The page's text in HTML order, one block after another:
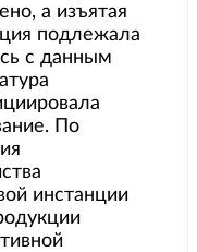
а изъятая
подлежала
с данным
По
инстанции